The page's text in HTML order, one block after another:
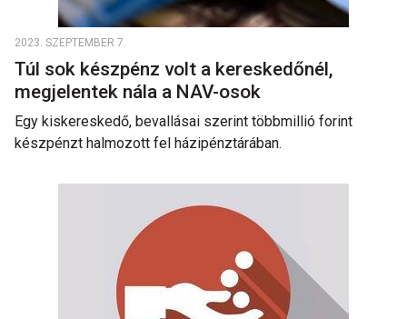
2023. SZEPTEMBER 7.
Túl sok készpénz volt a kereskedőnél,
megjelentek nála a NAV-osok
Egy kiskereskedő, bevallásai szerint többmillió forint
készpénzt halmozott fel házipénztárában.